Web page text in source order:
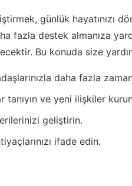
günlük hayatınızı
fazla destek almanıza
Bu konuda size
daha fazla
tanıyın ve yeni ilişkiler
geliştirin.
ifade edin.